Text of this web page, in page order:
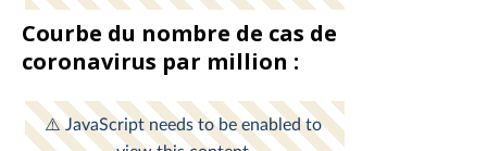
Courbe du nombre de cas de
coronavirus par million :